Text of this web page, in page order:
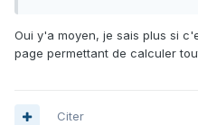
Oui y'a moyen, je sais plus si
page permettant de calculer
Citer